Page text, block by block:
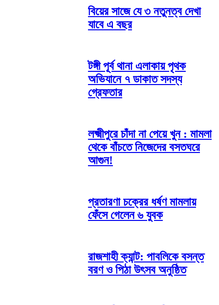
বিয়ের সাজে যে ৩ নতুনত্ব দেখা
যাবে এ বছর
টঙ্গী পূর্ব থানা এলাকায় পৃথক
অভিযানে ৭ ডাকাত সদস্য
গ্রেফতার
লক্ষ্মীপুরে চাঁদা না পেয়ে খুন : মামলা
থেকে বাঁচতে নিজেদের বসতঘরে
আগুন!
প্রতারণা চক্রের ধর্ষণ মামলায়
ফেঁসে গেলেন ৬ যুবক
রাজশাহী ক্যান্ট: পাবলিকে বসন্ত
বরণ ও পিঠা উৎসব অনুষ্ঠিত